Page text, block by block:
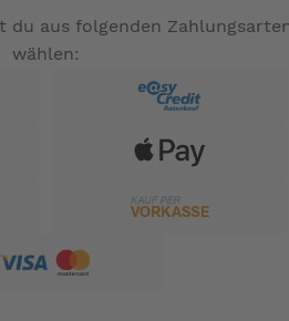
du aus folgenden
wählen: